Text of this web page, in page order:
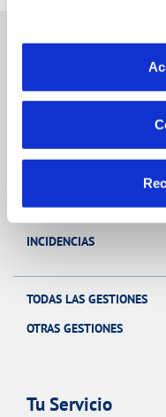
son indispensables
por tanto no se
más información en
Gestiones Online
FACTURAS, PAGOS Y
MODIFICACIÓN DE DATOS
INCIDENCIAS
TODAS LAS GESTIONES
OTRAS GESTIONES
Tu Servicio